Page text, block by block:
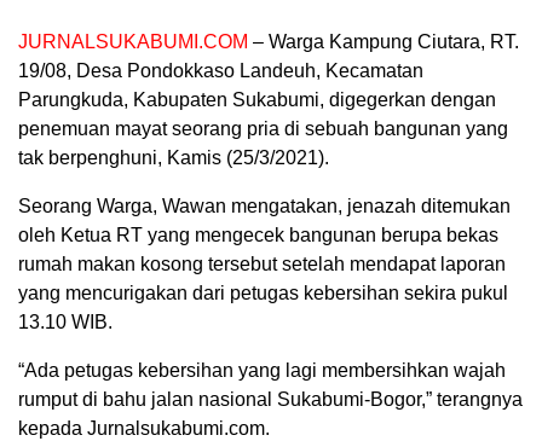
JURNALSUKABUMI.COM – Warga Kampung Ciutara, RT.
19/08, Desa Pondokkaso Landeuh, Kecamatan
Parungkuda, Kabupaten Sukabumi, digegerkan dengan
penemuan mayat seorang pria di sebuah bangunan yang
tak berpenghuni, Kamis (25/3/2021).
Seorang Warga, Wawan mengatakan, jenazah ditemukan
oleh Ketua RT yang mengecek bangunan berupa bekas
rumah makan kosong tersebut setelah mendapat laporan
yang mencurigakan dari petugas kebersihan sekira pukul
13.10 WIB.
“Ada petugas kebersihan yang lagi membersihkan wajah
rumput di bahu jalan nasional Sukabumi-Bogor,” terangnya
kepada Jurnalsukabumi.com.